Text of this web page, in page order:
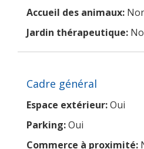
Accueil des animaux:
Jardin thérapeutique:
Cadre général
Espace extérieur:Oui
Parking:Oui
Commerce à proximité: